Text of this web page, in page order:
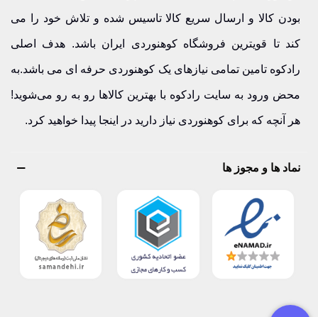
بودن کالا و ارسال سریع کالا تاسیس شده و تلاش خود را می
کند تا قویترین فروشگاه کوهنوردی ایران باشد. هدف اصلی
رادکوه تامین تمامی نیازهای یک کوهنوردی حرفه ای می باشد.به
محض ورود به سایت رادکوه با بهترین کالاها رو به رو می‌شوید!
هر آنچه که برای کوهنوردی نیاز دارید در اینجا پیدا خواهید کرد.
نماد ها و مجوز ها